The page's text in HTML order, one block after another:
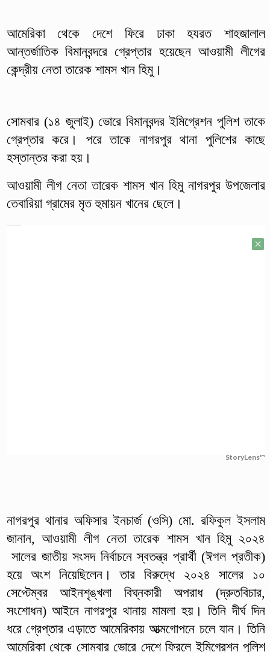
আমেরিকা থেকে দেশে ফিরে ঢাকা হযরত শাহজালাল
আন্তর্জাতিক বিমানবন্দরে গ্রেপ্তার হয়েছেন আওয়ামী লীগের
কেন্দ্রীয় নেতা তারেক শামস খান হিমু।
সোমবার (১৪ জুলাই) ভোরে বিমানবন্দর ইমিগ্রেশন পুলিশ তাকে
গ্রেপ্তার করে। পরে তাকে নাগরপুর থানা পুলিশের কাছে
হস্তান্তর করা হয়।
আওয়ামী লীগ নেতা তারেক শামস খান হিমু নাগরপুর উপজেলার
তেবারিয়া গ্রামের মৃত হুমায়ন খানের ছেলে।
StoryLens™
নাগরপুর থানার অফিসার ইনচার্জ (ওসি) মো. রফিকুল ইসলাম
জানান, আওয়ামী লীগ নেতা তারেক শামস খান হিমু ২০২৪
সালের জাতীয় সংসদ নির্বাচনে স্বতন্ত্র প্রার্থী (ঈগল প্রতীক)
হয়ে অংশ নিয়েছিলেন। তার বিরুদ্ধে ২০২৪ সালের ১০
সেপ্টেম্বর আইনশৃঙ্খলা বিঘ্নকারী অপরাধ (দ্রুতবিচার,
সংশোধন) আইনে নাগরপুর থানায় মামলা হয়। তিনি দীর্ঘ দিন
ধরে গ্রেপ্তার এড়াতে আমেরিকায় আত্মগোপনে চলে যান। তিনি
আমেরিকা থেকে সোমবার ভোরে দেশে ফিরলে ইমিগ্রেশন পুলিশ